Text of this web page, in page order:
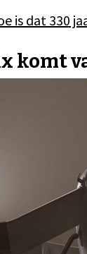
is dat 330
komt